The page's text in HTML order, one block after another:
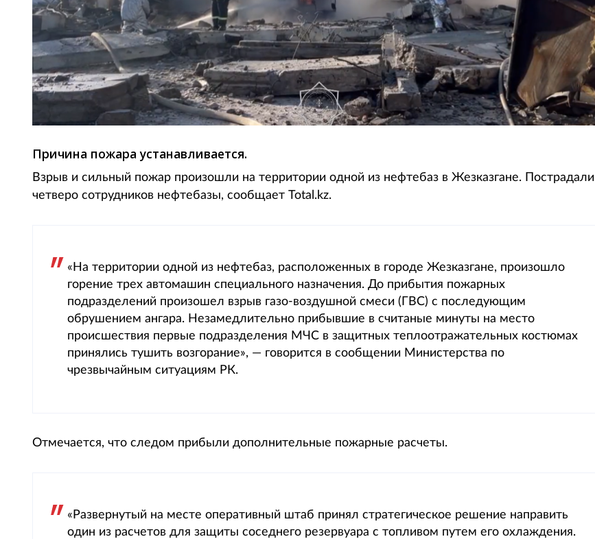
Причина пожара устанавливается.
Взрыв и сильный пожар произошли на территории одной из нефтебаз в Жезказгане. Пострадали
четверо сотрудников нефтебазы, сообщает Total.kz.
«На территории одной из нефтебаз, расположенных в городе Жезказгане, произошло
горение трех автомашин специального назначения. До прибытия пожарных
подразделений произошел взрыв газо-воздушной смеси (ГВС) с последующим
обрушением ангара. Незамедлительно прибывшие в считаные минуты на место
происшествия первые подразделения МЧС в защитных теплоотражательных костюмах
принялись тушить возгорание», — говорится в сообщении Министерства по
чрезвычайным ситуациям РК.
Отмечается, что следом прибыли дополнительные пожарные расчеты.
«Развернутый на месте оперативный штаб принял стратегическое решение направить
один из расчетов для защиты соседнего резервуара с топливом путем его охлаждения.